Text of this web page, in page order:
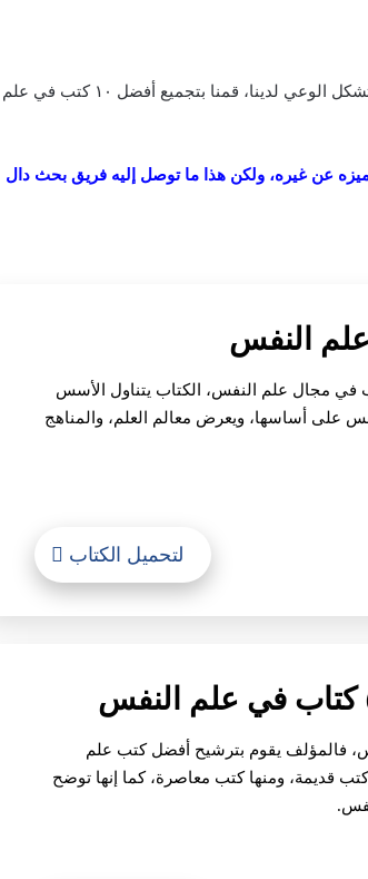
ولأن علم النفس يغير من نظرتنا لكل شيء حولنا، ويساهم بشكل كبير في تشكل الوعي لدينا، قمنا بتجميع أفضل ١٠ كتب في علم
عن غيره، ولكن هذا ما توصل إليه فريق بحث دال
في مجال علم النفس، الكتاب يتناول الأسس
على أساسها، ويعرض معالم العلم، والمناهج
لتحميل الكتاب
فالمؤلف يقوم بترشيح أفضل كتب علم
قديمة، ومنها كتب معاصرة، كما إنها توضح